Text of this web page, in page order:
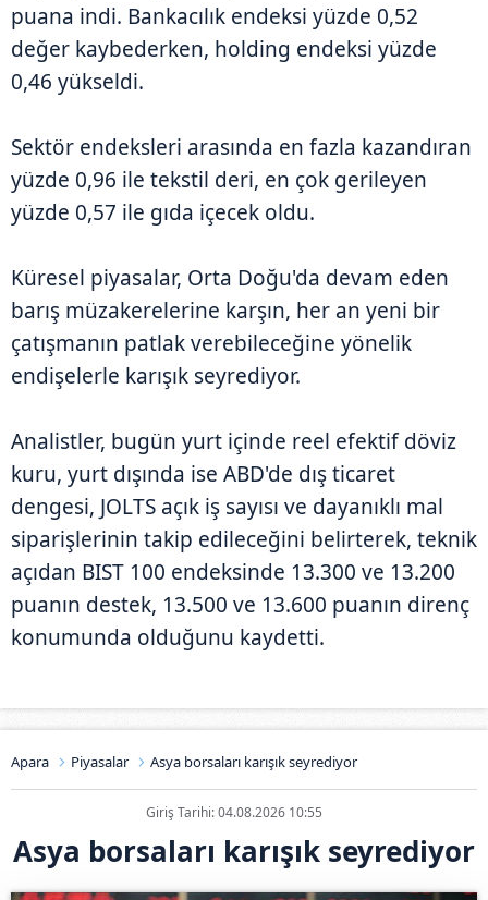
puana indi. Bankacılık endeksi yüzde 0,52
değer kaybederken, holding endeksi yüzde
0,46 yükseldi.
Sektör endeksleri arasında en fazla kazandıran
yüzde 0,96 ile tekstil deri, en çok gerileyen
yüzde 0,57 ile gıda içecek oldu.
Küresel piyasalar, Orta Doğu'da devam eden
barış müzakerelerine karşın, her an yeni bir
çatışmanın patlak verebileceğine yönelik
endişelerle karışık seyrediyor.
Analistler, bugün yurt içinde reel efektif döviz
kuru, yurt dışında ise ABD'de dış ticaret
dengesi, JOLTS açık iş sayısı ve dayanıklı mal
siparişlerinin takip edileceğini belirterek, teknik
açıdan BIST 100 endeksinde 13.300 ve 13.200
puanın destek, 13.500 ve 13.600 puanın direnç
konumunda olduğunu kaydetti.
Apara Piyasalar Asya borsaları karışık seyrediyor
Giriş Tarihi: 04.08.2026 10:55
Asya borsaları karışık seyrediyor